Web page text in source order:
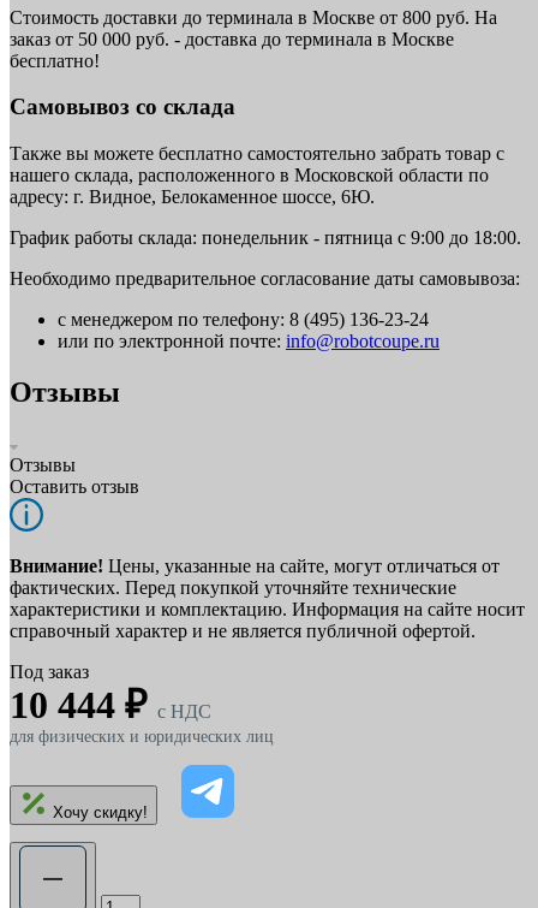
Стоимость доставки до терминала в Москве от 800 руб. На
заказ от 50 000 руб. - доставка до терминала в Москве
бесплатно!
Самовывоз со склада
Также вы можете бесплатно самостоятельно забрать товар с
нашего склада, расположенного в Московской области по
адресу: г. Видное, Белокаменное шоссе, 6Ю.
График работы склада: понедельник - пятница с 9:00 до 18:00.
Необходимо предварительное согласование даты самовывоза:
с менеджером по телефону: 8 (495) 136-23-24
или по электронной почте: info@robotcoupe.ru
Отзывы
Отзывы
Оставить отзыв
Внимание! Цены, указанные на сайте, могут отличаться от
фактических. Перед покупкой уточняйте технические
характеристики и комплектацию. Информация на сайте носит
справочный характер и не является публичной офертой.
Под заказ
10 444 ₽ c НДС
для физических и юридических лиц
Хочу скидку!